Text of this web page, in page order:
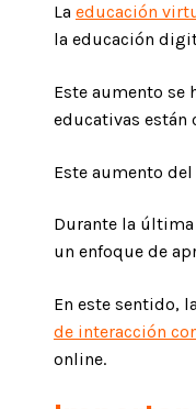
La educación
la educación
Este aumento se
educativas están
Este aumento
Durante la
un enfoque de
En este sentido,
de interacción
online.